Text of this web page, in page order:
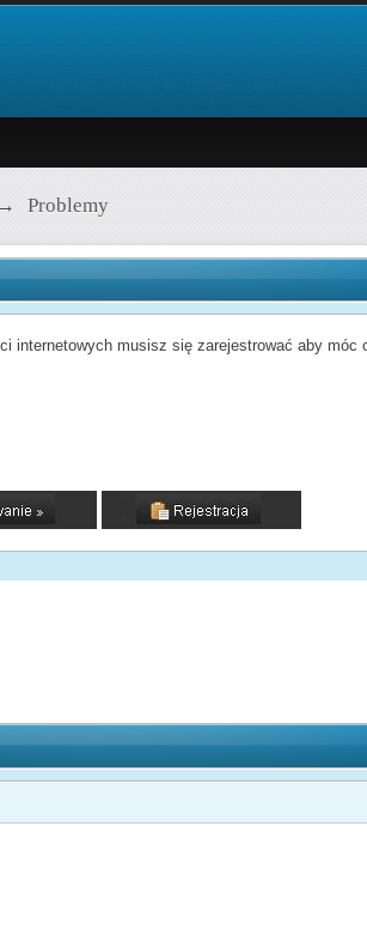
→ Problemy
internetowych musisz się zarejestrować aby